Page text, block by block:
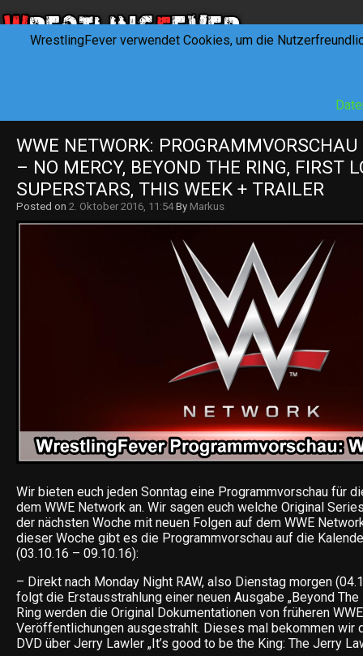
WWE NETWORK:
– NO MERCY, BEYOND THE RING, FIRST
SUPERSTARS, THIS WEEK + TRAILER
Posted on 2. Oktober 2016, 11:54By Markus
Wir bieten euch jeden Sonntag eine Programmvorschau für
dem WWE Network an. Wir sagen euch welche Original
der nächsten Woche mit neuen Folgen auf dem WWE
dieser Woche gibt es die Programmvorschau auf die
(03.10.16 – 09.10.16):
– Direkt nach Monday Night RAW, also Dienstag morgen
folgt die Erstausstrahlung einer neuen Ausgabe „Beyond The
Ring werden die Original Dokumentationen von früheren
Veröffentlichungen ausgestrahlt. Dieses mal bekommen wir
DVD über Jerry Lawler „It’s good to be the King: The Jerry
WrestlingFever verwendet Cookies, um die